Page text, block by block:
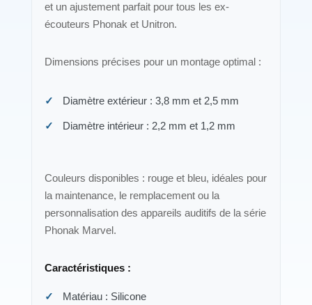
et un ajustement parfait pour tous les ex-
écouteurs Phonak et Unitron.
Dimensions précises pour un montage optimal :
Diamètre extérieur : 3,8 mm et 2,5 mm
Diamètre intérieur : 2,2 mm et 1,2 mm
Couleurs disponibles : rouge et bleu, idéales pour
la maintenance, le remplacement ou la
personnalisation des appareils auditifs de la série
Phonak Marvel.
Caractéristiques :
Matériau : Silicone